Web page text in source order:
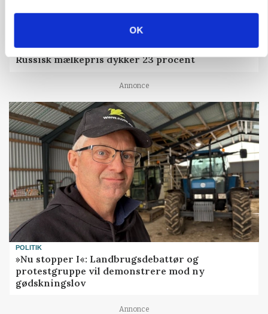
OK
MARKED
Russisk mælkepris dykker 23 procent
Annonce
POLITIK
»Nu stopper I«: Landbrugsdebattør og
protestgruppe vil demonstrere mod ny
gødskningslov
Annonce